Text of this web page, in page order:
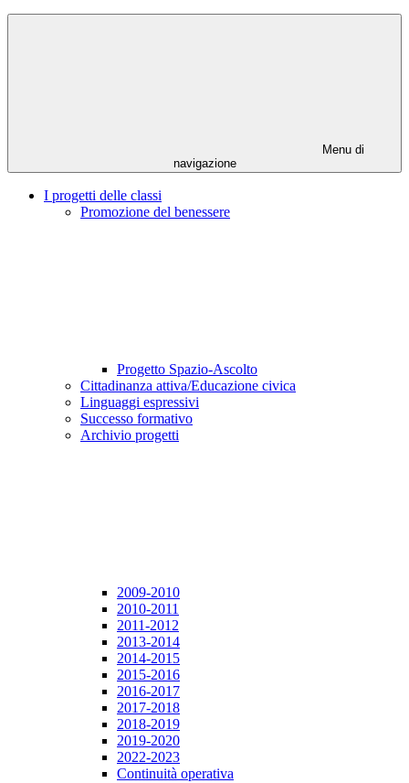
Menu di
navigazione
I progetti delle classi
Promozione del benessere
Progetto Spazio-Ascolto
Cittadinanza attiva/Educazione civica
Linguaggi espressivi
Successo formativo
Archivio progetti
2009-2010
2010-2011
2011-2012
2013-2014
2014-2015
2015-2016
2016-2017
2017-2018
2018-2019
2019-2020
2022-2023
Continuità operativa